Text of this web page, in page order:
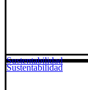
Sustentabilidad
Sustentabilidad